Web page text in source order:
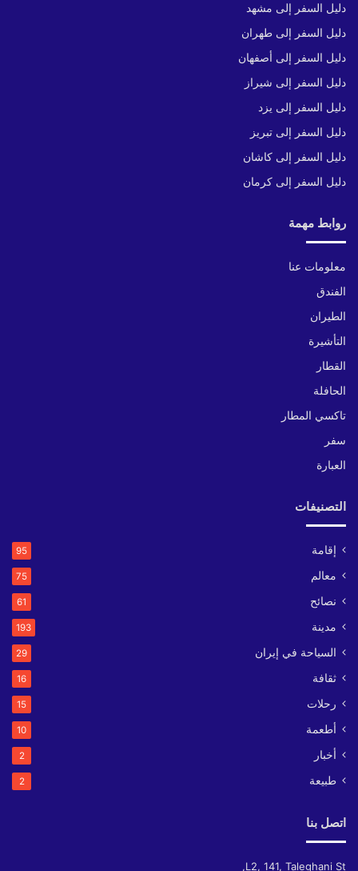
دليل السفر إلى مشهد
دليل السفر إلى طهران
دليل السفر إلى أصفهان
دليل السفر إلى شيراز
دليل السفر إلى يزد
دليل السفر إلى تبريز
دليل السفر إلى كاشان
دليل السفر إلى كرمان
روابط مهمة
معلومات عنا
الفندق
الطيران
التأشيرة
القطار
الحافلة
تاكسي المطار
سفر
العبارة
التصنيفات
إقامة 95
معالم 75
نصائح 61
مدينة 193
السياحة في إيران 29
ثقافة 16
رحلات 15
أطعمة 10
أخبار 2
طبيعة 2
اتصل بنا
L2, 141, Taleghani St,